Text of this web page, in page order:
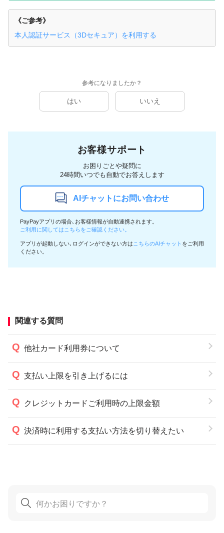
《ご参考》
本人認証サービス（3Dセキュア）を利用する
参考になりましたか？
はい いいえ
お客様サポート
お困りごとや疑問に
24時間いつでも自動でお答えします
AIチャットにお問い合わせ
PayPayアプリの場合､お客様情報が自動連携されます。
ご利用に関してはこちらをご確認ください。
アプリが起動しない､ログインができない方はこちらのAIチャット をご利用
ください。
関連する質問
他社カード利用券について
支払い上限を引き上げるには
クレジットカードご利用時の上限金額
決済時に利用する支払い方法を切り替えたい